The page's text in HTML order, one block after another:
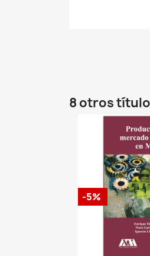
8 otros
-5%